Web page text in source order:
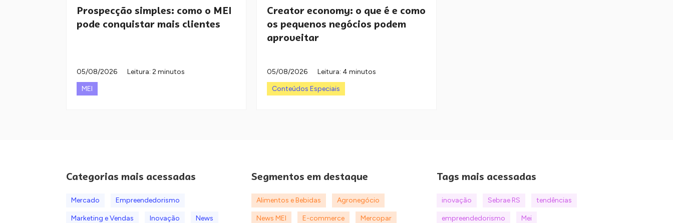
Prospecção simples: como o MEI
pode conquistar mais clientes
05/08/2026
Leitura: 2 minutos
MEI
Creator economy: o que é e como
os pequenos negócios podem
aproveitar
05/08/2026
Leitura: 4 minutos
Conteúdos Especiais
Categorias mais acessadas
Mercado Empreendedorismo
Marketing e Vendas Inovação News
Segmentos em destaque
Alimentos e Bebidas Agronegócio
News MEI E-commerce Mercopar
Tags mais acessadas
inovação Sebrae RS tendências
empreendedorismo Mei